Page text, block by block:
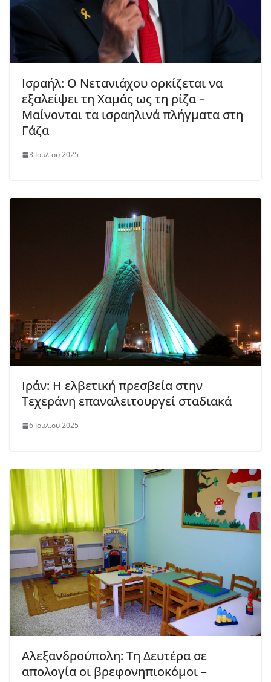
Ισραήλ: Ο Νετανιάχου ορκίζεται να
εξαλείψει τη Χαμάς ως τη ρίζα –
Μαίνονται τα ισραηλινά πλήγματα στη
Γάζα
3 Ιουλίου 2025
Ιράν: Η ελβετική πρεσβεία στην
Τεχεράνη επαναλειτουργεί σταδιακά
6 Ιουλίου 2025
Αλεξανδρούπολη: Τη Δευτέρα σε
απολογία οι βρεφονηπιοκόμοι –